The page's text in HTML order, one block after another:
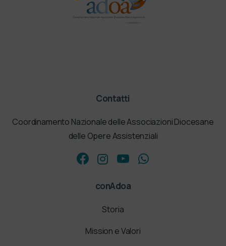
Contatti
Coordinamento Nazionale delle Associazioni Diocesane
delle Opere Assistenziali
conAdoa
Storia
Mission e Valori